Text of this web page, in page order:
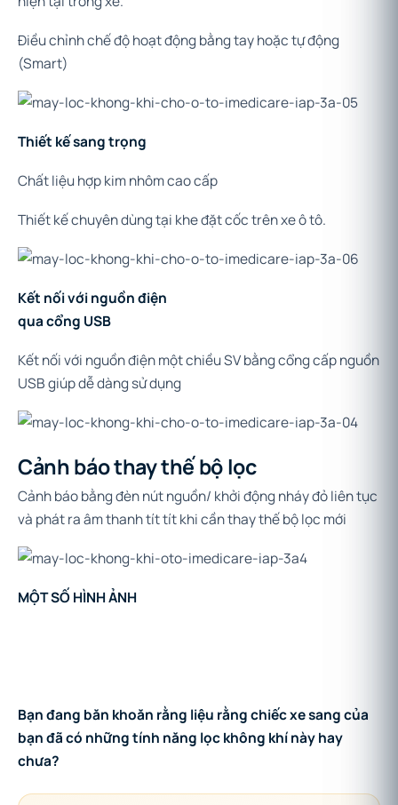
Điều chỉnh chế độ hoạt động bằng tay hoặc tự động
(Smart)
Thiết kế sang trọng
Chất liệu hợp kim nhôm cao cấp
Thiết kế chuyên dùng tại khe đặt cốc trên xe ô tô.
Kết nối với nguồn điện
qua cổng USB
Kết nối với nguồn điện một chiều SV bằng cổng cấp nguồn
USB giúp dễ dàng sử dụng
Cảnh báo thay thế bộ lọc
Cảnh báo bằng đèn nút nguồn/ khởi động nháy đỏ liên tục
và phát ra âm thanh tít tít khi cần thay thế bộ lọc mới
MỘT SỐ HÌNH ẢNH
Bạn đang băn khoăn rằng liệu rằng chiếc xe sang của
bạn đã có những tính năng lọc không khí này hay
chưa?